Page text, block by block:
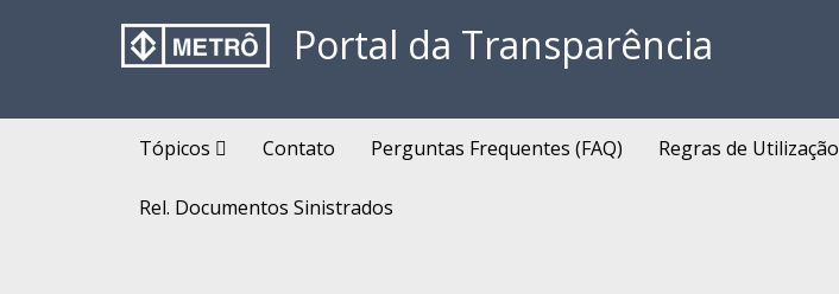
Portal da Transparência
Tópicos Contato Perguntas Frequentes (FAQ) Regras de Utilização
Rel. Documentos Sinistrados